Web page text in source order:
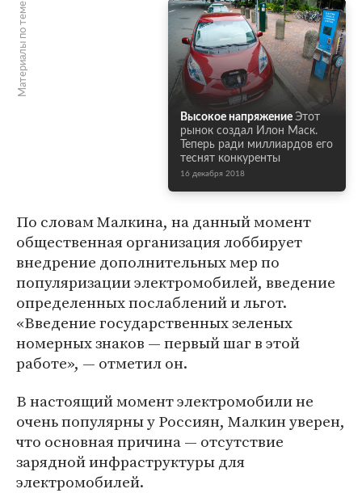
Материалы по теме
Высокое напряжение Этот
рынок создал Илон Маск.
Теперь ради миллиардов его
теснят конкуренты
16 декабря 2018
По словам Малкина, на данный момент
общественная организация лоббирует
внедрение дополнительных мер по
популяризации электромобилей, введение
определенных послаблений и льгот.
«Введение государственных зеленых
номерных знаков — первый шаг в этой
работе», — отметил он.
В настоящий момент электромобили не
очень популярны у Россиян, Малкин уверен,
что основная причина — отсутствие
зарядной инфраструктуры для
электромобилей.